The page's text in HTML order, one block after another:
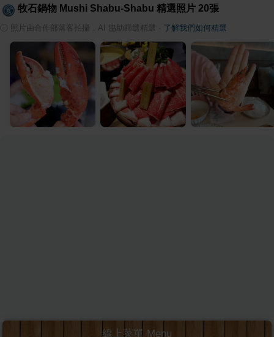
牧石鍋物 Mushi Shabu-Shabu 精選照片 20張
照片由合作部落客拍攝，AI 協助篩選精選 了解我們如何精選
線上菜單 Menu